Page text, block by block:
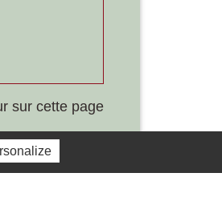
sur cette page